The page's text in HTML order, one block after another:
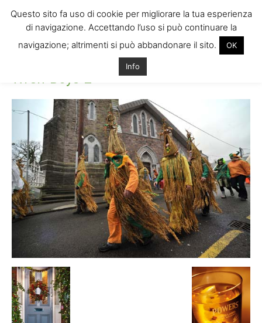
Wren-Boys-2
Wren-Boys-2
Questo sito fa uso di cookie per migliorare la tua esperienza
di navigazione. Accettando l’uso si può continuare la
navigazione; altrimenti si può abbandonare il sito.
OK
Info